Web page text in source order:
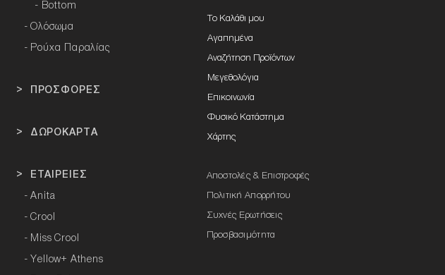
- Bottom
-Ολόσωμα
- Ρούχα Παραλίας
> ΠΡΟΣΦΟΡΕΣ
> ΔΩΡΟΚΑΡΤΑ
> ΕΤΑΙΡΕΙΕΣ
-Anita
-Crool
- Miss Crool
- Yellow+ Athens
Το Καλάθι μου
Αγαπημένα
Αναζήτηση Προϊόντων
Μεγεθολόγια
Επικοινωνία
Φυσικό Κατάστημα
Χάρτης
Αποστολές & Επιστροφές
Πολιτική Απορρήτου
Συχνές Ερωτήσεις
Προσβασιμότητα